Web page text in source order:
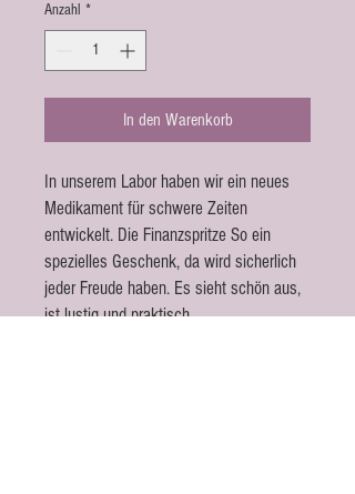
Anzahl *
In den Warenkorb
In unserem Labor haben wir ein neues
Medikament für schwere Zeiten
entwickelt. Die Finanzspritze So ein
spezielles Geschenk, da wird sicherlich
jeder Freude haben. Es sieht schön aus,
ist lustig und praktisch.